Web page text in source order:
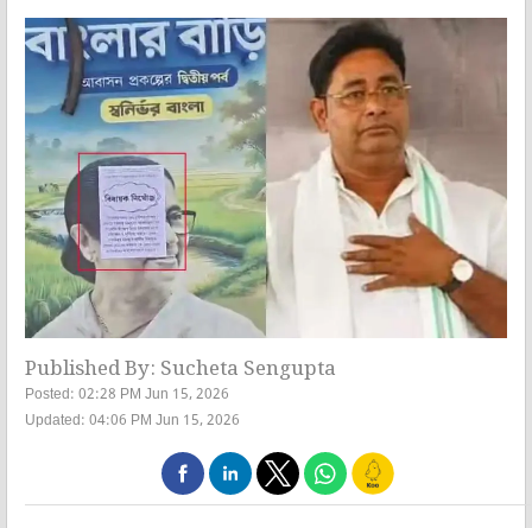
Published By: Sucheta Sengupta
Posted: 02:28 PM Jun 15, 2026
Updated: 04:06 PM Jun 15, 2026